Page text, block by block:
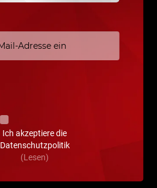
Ich akzeptiere die
Datenschutzpolitik
(Lesen)